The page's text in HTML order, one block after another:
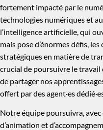
fortement impacté par le
technologies numériques et
l’intelligence artificielle, qui
mais pose d’énormes défis,
stratégiques en matière de
crucial de poursuivre le travail
de partager nos
offert par des agent·es
Notre équipe poursuivra,
d’animation et